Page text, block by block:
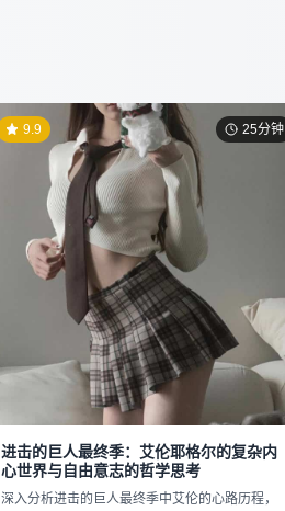
25分钟
9.9
进击的巨人最终季：艾伦耶格尔的复杂内
心世界与自由意志的哲学思考
深入分析进击的巨人最终季中艾伦的心路历程，